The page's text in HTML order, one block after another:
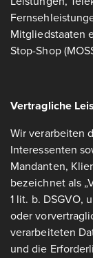
Mitgliedstaaten
Stop-Shop
Vertragliche
Wir verarbeiten
Interessenten
Mandanten,
bezeichnet als
1 lit. b. DSGVO,
oder
verarbeiteten
und die